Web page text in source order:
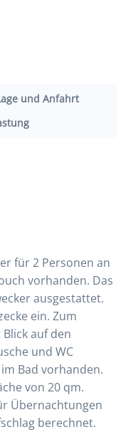
und Anfahrt
für 2 Personen an
vorhanden. Das
ausgestattet.
ein. Zum
auf den
und WC
Bad vorhanden.
von 20 qm.
Übernachtungen
berechnet.